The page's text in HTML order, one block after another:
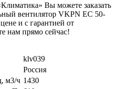
Вы можете заказать
вентилятор VKPN EС 50-
и с гарантией от
нам прямо сейчас!
klv039
Россия
м3/ч 1430